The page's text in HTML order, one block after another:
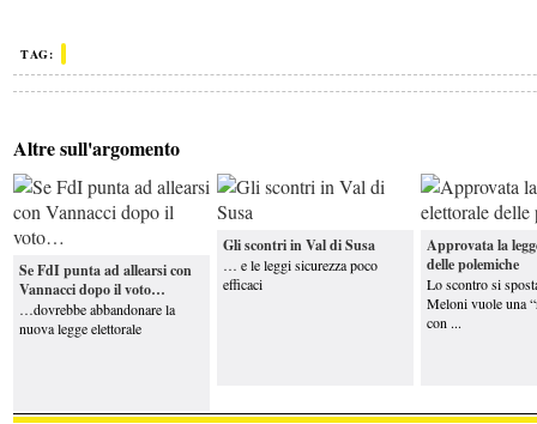
Crosetto: “Le navi italiane restano nel Mar
Rosso, presto nuove armi a Kiev”
intervento con l'accisa mobile. Per ...
I
vantaggi (apparenti) della Cina
Altro parere
TAG:
Altre sull'argomento
Se FdI punta ad allearsi con
Vannacci dopo il voto…
…dovrebbe abbandonare la
nuova legge elettorale
Gli scontri in Val di Susa
… e le leggi sicurezza poco
efficaci
Approvata la
delle polemiche
Lo scontro si
Meloni vuole una
con ...